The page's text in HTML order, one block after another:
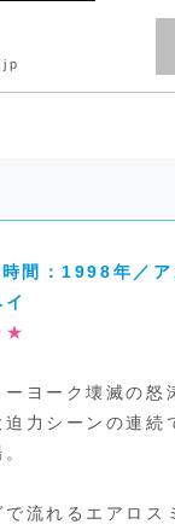
間：1998年／
ヨーク壊滅の怒
力シーンの連続
流れるエアロス